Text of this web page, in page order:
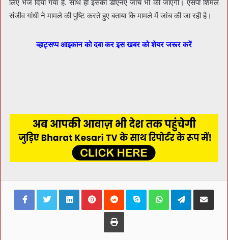
लिए भेज दिया गया है. साथ ही इसकी डीएनए जांच भी की जाएगी। एसपी शिमल
संजीव गांधी ने मामले की पुष्टि करते हुए बताया कि मामले में जांच की जा रही है।
व्हाट्सप्प आइकान को दबा कर इस खबर को शेयर जरूर करें
FacebookTwitterLinkedInPinterestReddit Skype WhatsAppTelegramShare via
Print